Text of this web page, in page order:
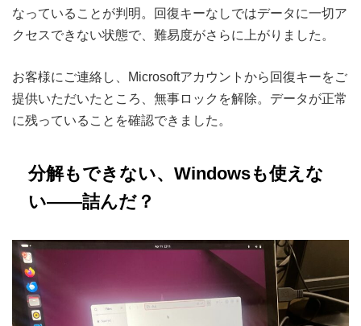
なっていることが判明。回復キーなしではデータに一切ア
クセスできない状態で、難易度がさらに上がりました。
お客様にご連絡し、Microsoftアカウントから回復キーをご
提供いただいたところ、無事ロックを解除。データが正常
に残っていることを確認できました。
分解もできない、Windowsも使えな
い——詰んだ？